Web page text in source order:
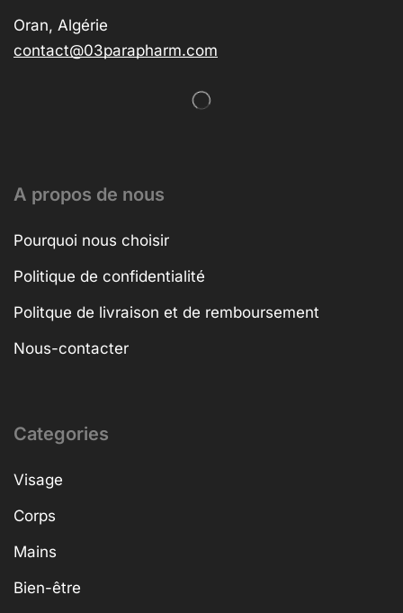
Oran, Algérie
contact@03parapharm.com
A propos de nous
Pourquoi nous choisir
Politique de confidentialité
Politque de livraison et de remboursement
Nous-contacter
Categories
Visage
Corps
Mains
Bien-être